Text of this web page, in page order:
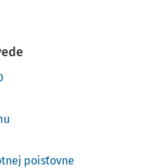
poisťovne